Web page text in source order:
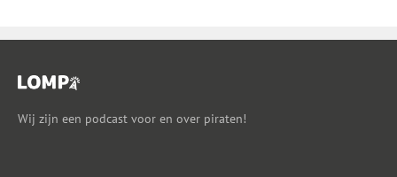
Wij zijn een podcast voor en over piraten!